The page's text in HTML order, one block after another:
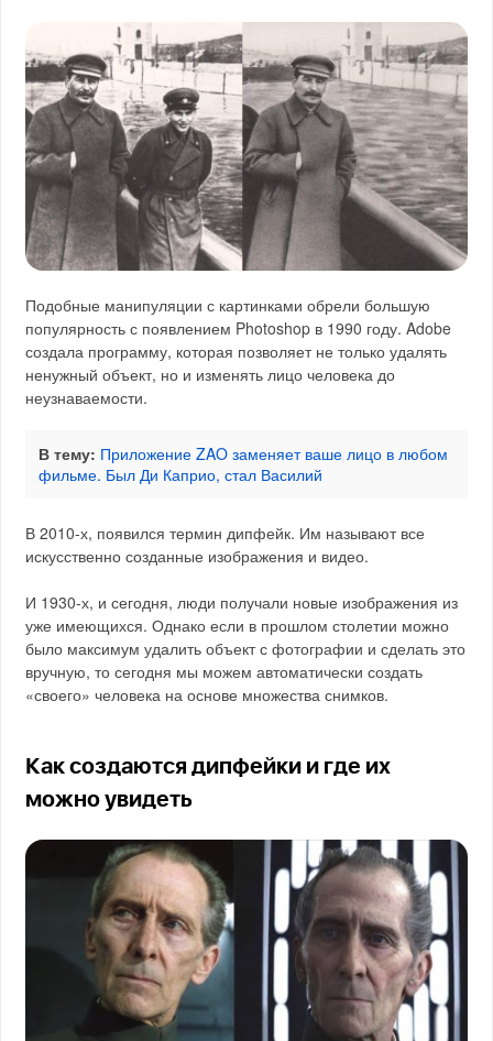
Подобные манипуляции с картинками обрели большую
популярность с появлением Photoshop в 1990 году. Adobe
создала программу, которая позволяет не только удалять
ненужный объект, но и изменять лицо человека до
неузнаваемости.
В тему: Приложение ZAO заменяет ваше лицо в любом
фильме. Был Ди Каприо, стал Василий
В 2010-х, появился термин дипфейк. Им называют все
искусственно созданные изображения и видео.
И 1930-х, и сегодня, люди получали новые изображения из
уже имеющихся. Однако если в прошлом столетии можно
было максимум удалить объект с фотографии и сделать это
вручную, то сегодня мы можем автоматически создать
«своего» человека на основе множества снимков.
Как создаются дипфейки и где их
можно увидеть